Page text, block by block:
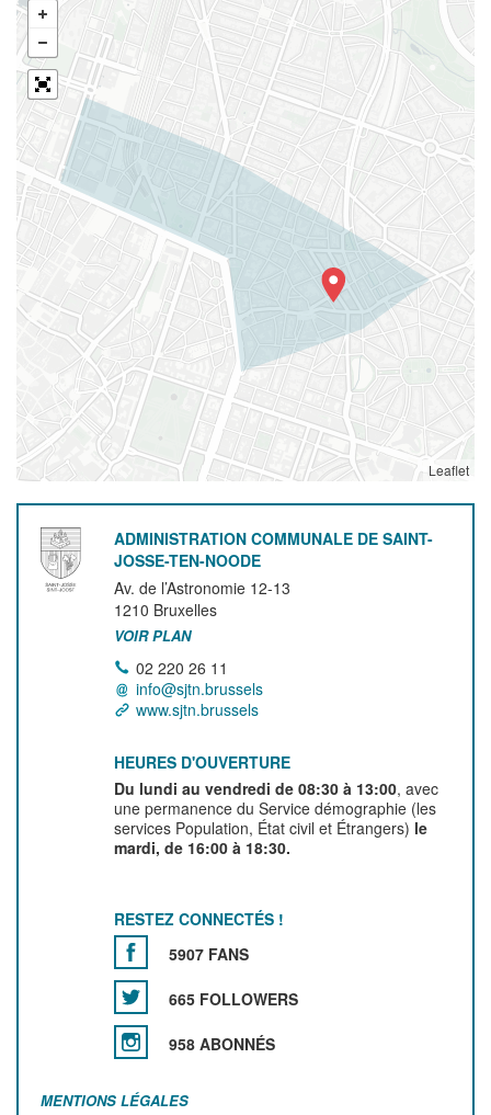
Leaflet
ADMINISTRATION COMMUNALE DE SAINT-
JOSSE-TEN-NOODE
Av. de l’Astronomie 12-13
1210 Bruxelles
VOIR PLAN
02 220 26 11
info@sjtn.brussels
www.sjtn.brussels
HEURES D'OUVERTURE
Du lundi au vendredi de 08:30 à 13:00, avec
une permanence du Service démographie (les
services Population, État civil et Étrangers) le
mardi, de 16:00 à 18:30.
RESTEZ CONNECTÉS !
5907 FANS
665 FOLLOWERS
958 ABONNÉS
MENTIONS LÉGALES